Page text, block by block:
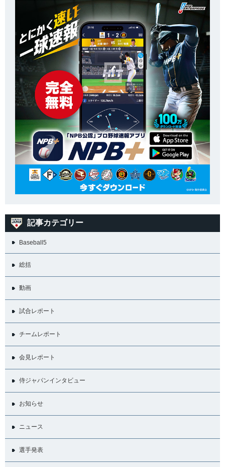
記事カテゴリー
Baseball5
総括
動画
試合レポート
チームレポート
会見レポート
侍ジャパンインタビュー
お知らせ
ニュース
選手発表